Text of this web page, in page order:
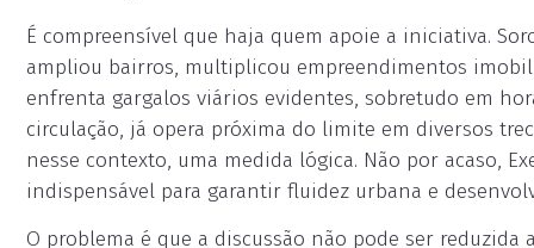
É compreensível que haja quem apoie a iniciativa.
ampliou bairros, multiplicou empreendimentos
enfrenta gargalos viários evidentes, sobretudo em
circulação, já opera próxima do limite em diversos
nesse contexto, uma medida lógica. Não por acaso,
indispensável para garantir fluidez urbana e
O problema é que a discussão não pode ser reduzida